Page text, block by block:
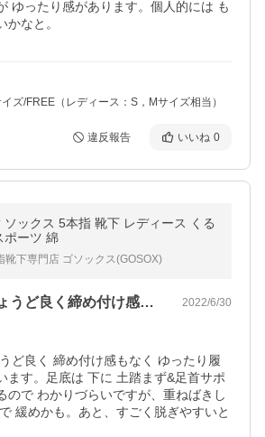
ゆったり感があります。個人的には も
かなと。
ズ/FREE（レディース：S，Mサイズ相当）
違反報告 いいね 0
ソックス 5本指 靴下 レディース くる
ポーツ 綿
靴下専門店 ゴソックス(GOSOX)
指先は長さもちょうど良く締め付け感もな… 2022/6/30
ど良く 締め付け感もなく ゆったり履
ます。足底は 下に 土踏まず&足首サポ
ので わかりづらいですが、重ねばきし
緩めかも。あと、すごく脱ぎやすいと